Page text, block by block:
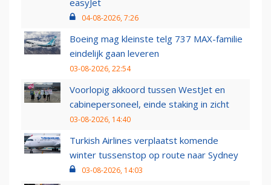
easyJet
04-08-2026, 7:26
Boeing mag kleinste telg 737 MAX-familie
eindelijk gaan leveren
03-08-2026, 22:54
Voorlopig akkoord tussen WestJet en
cabinepersoneel, einde staking in zicht
03-08-2026, 14:40
Turkish Airlines verplaatst komende
winter tussenstop op route naar Sydney
03-08-2026, 14:03